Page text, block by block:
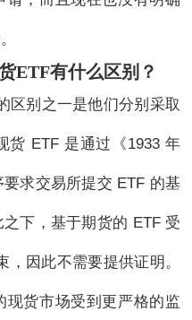
ETF有什么区别？
区别之一是他们分别采取
货 ETF 是通过《1933 年
求交易所提交 ETF 的基
下，基于期货的 ETF 受
，因此不需要提供证明。
现货市场受到更严格的监